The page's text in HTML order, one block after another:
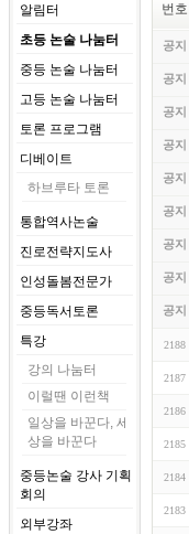
알림터
초등 논술 나눔터
중등 논술 나눔터
고등 논술 나눔터
토론 프로그램
디베이트
하브루타 토론
통합역사논술
진로전략지도사
인성돌봄전문가
중등독서토론
특강
강의 나눔터
이럴땐 이런책
일상을 바꾼다, 세
상을 바꾼다
중등논술 강사 기획
회의
외부강좌
번호
공지
공지
공지
공지
공지
공지
공지
공지
공지
2188
2187
2186
2185
2184
2183